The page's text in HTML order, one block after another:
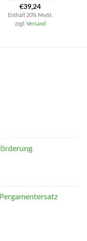
€39,24
Enthält 20% MwSt.
zzgl. Versand